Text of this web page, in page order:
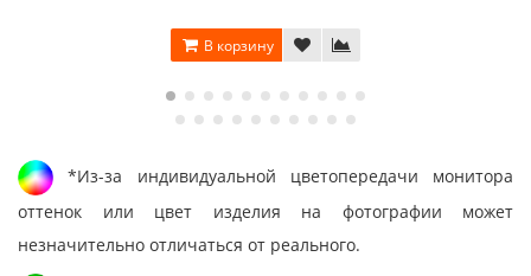
В корзину
*Из-за индивидуальной цветопередачи монитора
оттенок или цвет изделия на фотографии может
незначительно отличаться от реального.